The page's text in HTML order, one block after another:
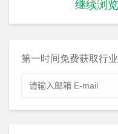
继续浏
第一时间免费获取行